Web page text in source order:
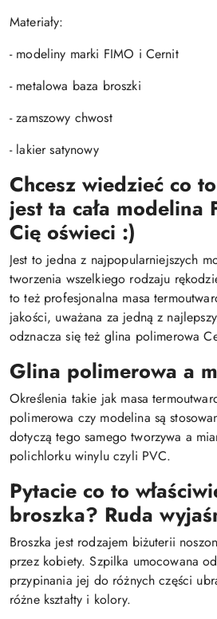
Materiały:
- modeliny marki FIMO i Cernit
- metalowa baza broszki
- zamszowy chwost
- lakier satynowy
Chcesz wiedzieć co
jest ta cała modelina
Cię oświeci :)
Jest to jedna z najpopularniejszych
tworzenia wszelkiego rodzaju
to też profesjonalna masa
jakości, uważana za jedną z
odznacza się też glina polimerowa
Glina polimerowa a
Określenia takie jak masa
polimerowa czy modelina są
dotyczą tego samego tworzywa a
polichlorku winylu czyli PVC.
Pytacie co to
broszka? Ruda
Broszka jest rodzajem biżuterii
przez kobiety. Szpilka umocowana
przypinania jej do różnych części
różne kształty i kolory.